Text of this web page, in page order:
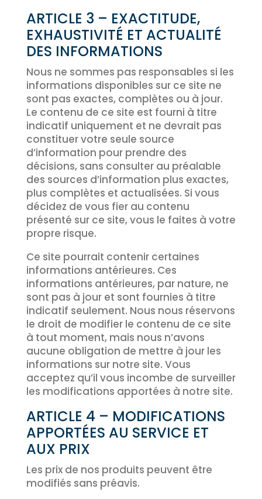
ARTICLE 3 – EXACTITUDE,
EXHAUSTIVITÉ ET ACTUALITÉ
DES INFORMATIONS
Nous ne sommes pas responsables si les
informations disponibles sur ce site ne
sont pas exactes, complètes ou à jour.
Le contenu de ce site est fourni à titre
indicatif uniquement et ne devrait pas
constituer votre seule source
d’information pour prendre des
décisions, sans consulter au préalable
des sources d’information plus exactes,
plus complètes et actualisées. Si vous
décidez de vous fier au contenu
présenté sur ce site, vous le faites à votre
propre risque.
Ce site pourrait contenir certaines
informations antérieures. Ces
informations antérieures, par nature, ne
sont pas à jour et sont fournies à titre
indicatif seulement. Nous nous réservons
le droit de modifier le contenu de ce site
à tout moment, mais nous n’avons
aucune obligation de mettre à jour les
informations sur notre site. Vous
acceptez qu’il vous incombe de surveiller
les modifications apportées à notre site.
ARTICLE 4 – MODIFICATIONS
APPORTÉES AU SERVICE ET
AUX PRIX
Les prix de nos produits peuvent être
modifiés sans préavis.